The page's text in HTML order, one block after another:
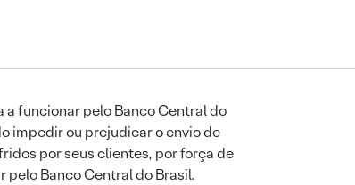
funcionar pelo Banco Central do
impedir ou prejudicar o envio de
por seus clientes, por força de
Banco Central do Brasil.